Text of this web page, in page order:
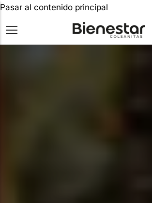
Pasar al contenido principal